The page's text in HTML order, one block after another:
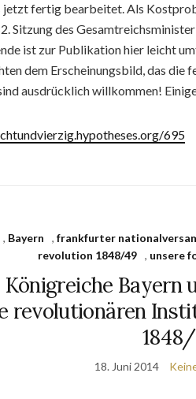
jetzt fertig bearbeitet. Als
Sitzung des
ist zur Publikation hier leicht
dem Erscheinungsbild, das die
ausdrücklich willkommen!
695
, Bayern ,frankfurter
revolution 1848/49 , unsere
Königreiche Bayern
revolutionären
18. Juni 2014